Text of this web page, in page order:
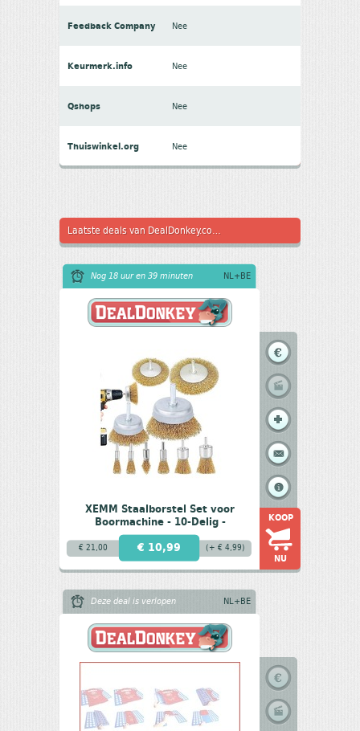
Feedback Company Nee
Keurmerk.info Nee
Qshops Nee
Thuiswinkel.org Nee
Laatste deals van DealDonkey.com 4
Nog 18 uur en 39 minuten NL+BE
XEMM Staalborstel Set voor
Boormachine - 10-Delig -
Draadborstel / Schuurborstel /
Roestverwijderaar
€ 21,00 € 10,99 (+ € 4,99)
KOOP
NU
Deze deal is verlopen NL+BE